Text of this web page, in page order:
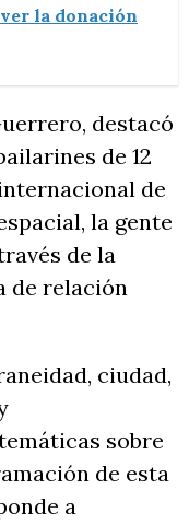
la donación
destacó
de 12
de
la gente
de la
de relación
ciudad,
sobre
de esta
a